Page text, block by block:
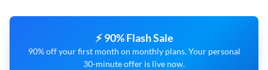
⚡ 90% Flash Sale
90% off your first month on monthly plans. Your personal
30-minute offer is live now.